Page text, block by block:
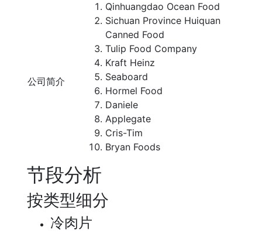
公司简介
Qinhuangdao Ocean Food
Sichuan Province Huiquan
Canned Food
Tulip Food Company
Kraft Heinz
Seaboard
Hormel Food
Daniele
Applegate
Cris-Tim
Bryan Foods
节段分析
按类型细分
冷肉片